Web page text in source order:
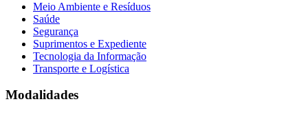
Meio Ambiente e Resíduos
Saúde
Segurança
Suprimentos e Expediente
Tecnologia da Informação
Transporte e Logística
Modalidades